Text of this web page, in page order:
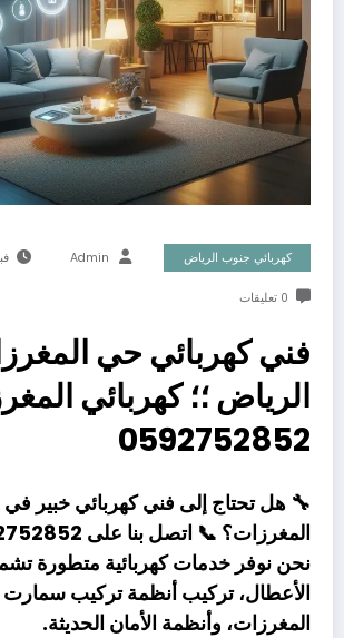
كهربائي جنوب الرياض Admin
0 تعليقات
فني كهربائي حي
الرياض ؛؛ كهربائي
0592752852
🔧 هل تحتاج إلى فني كهربائي خبير
المغرزات؟ 📞 اتصل بنا على 0592752852 الآن!
نحن نوفر خدمات كهربائية متطورة
الأعطال،تركيب أنظمة تركيب
المغرزات، وأنظمة الأمان الحديثة.